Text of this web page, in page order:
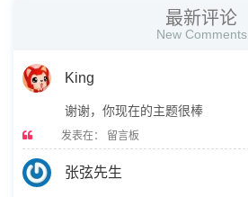
最新评论
New Comments
King
谢谢，你现在的主题很棒
发表在： 留言板
张弦先生